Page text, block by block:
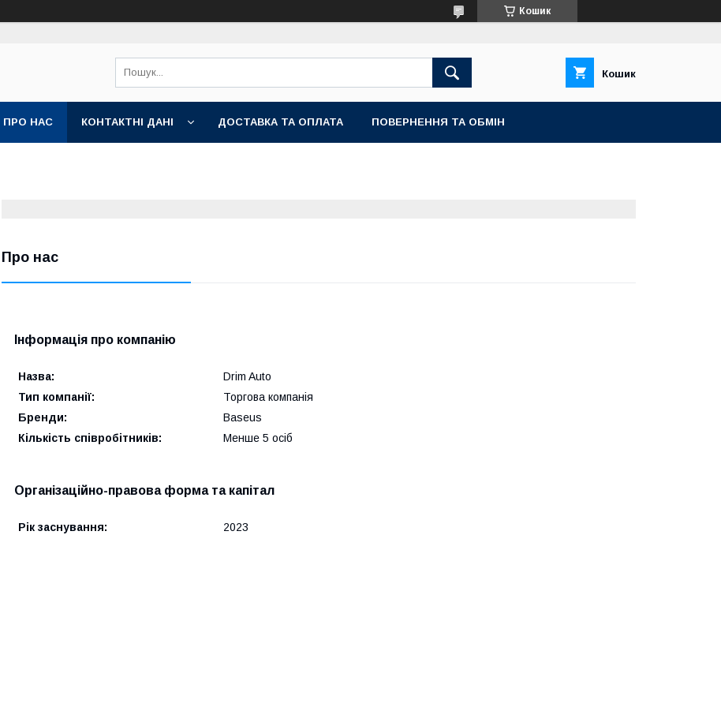
Кошик
Кошик
ПРО НАС КОНТАКТНІ ДАНІ ДОСТАВКА ТА ОПЛАТА ПОВЕРНЕННЯ ТА ОБМІН
Про нас
Інформація про компанію
Назва:
Drim Auto
Тип компанії:
Торгова компанія
Бренди:
Baseus
Кількість співробітників:
Менше 5 осіб
Організаційно-правова форма та капітал
Рік заснування: 2023